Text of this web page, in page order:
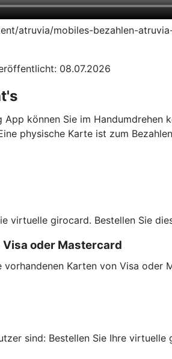
atruvia/mobiles-bezahlen-
08.07.2026
App können Sie im
physische Karte ist zum
virtuelle girocard. Bestellen Sie
oder Mastercard
Karten von Visa oder
sind: Bestellen Sie Ihre